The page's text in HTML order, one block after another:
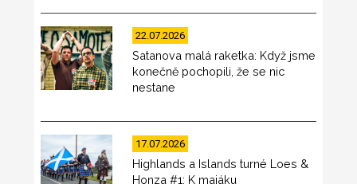
22.07.2026
Satanova malá raketka: Když jsme
konečně pochopili, že se nic
nestane
17.07.2026
Highlands a Islands turné Loes &
Honza #1: K majáku